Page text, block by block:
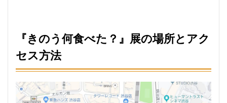
『きのう何食べた？』展の場所とアク
セス方法